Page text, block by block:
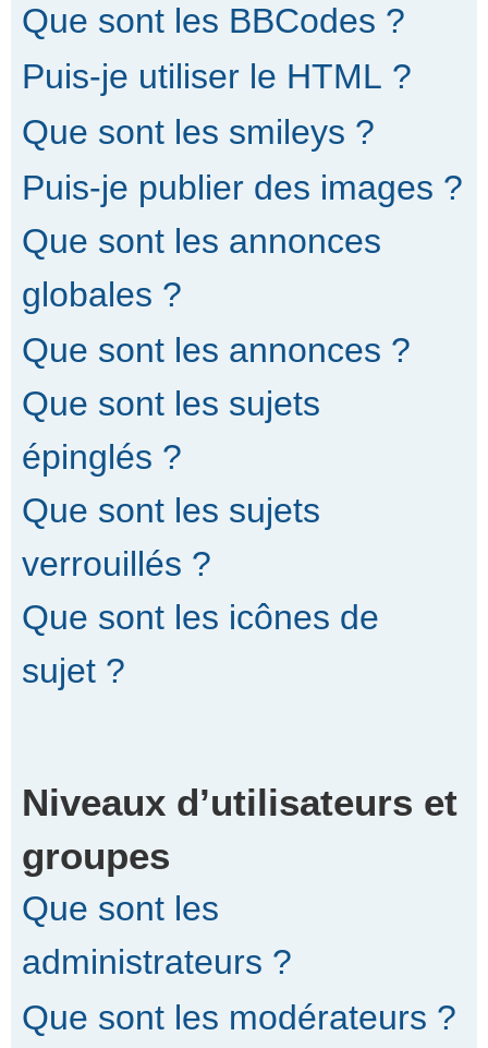
Que sont les BBCodes ?
Puis-je utiliser le HTML ?
Que sont les smileys ?
Puis-je publier des images ?
Que sont les annonces
globales ?
Que sont les annonces ?
Que sont les sujets
épinglés ?
Que sont les sujets
verrouillés ?
Que sont les icônes de
sujet ?
Niveaux d’utilisateurs et
groupes
Que sont les
administrateurs ?
Que sont les modérateurs ?